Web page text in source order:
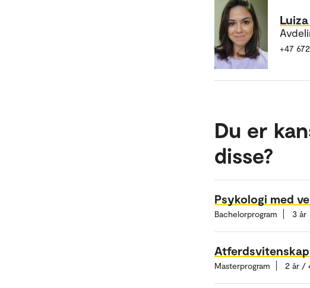
+47
Du er
disse?
Psykologi med
Bachelorprogram 3 år
Atferdsvitenskap
Masterprogram 2 år /